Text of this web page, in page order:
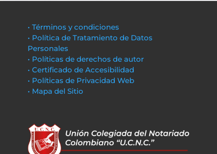
• Términos y condiciones
• Política de Tratamiento de Datos
Personales
• Políticas de derechos de autor
• Certificado de Accesibilidad
• Políticas de Privacidad Web
• Mapa del Sitio